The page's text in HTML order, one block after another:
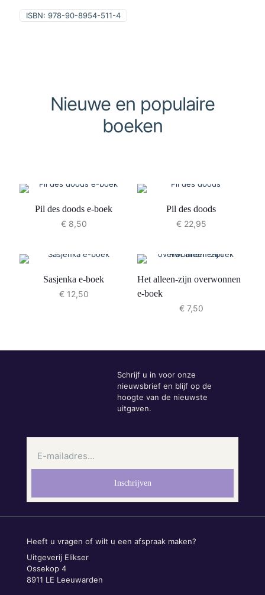
ISBN: 978-90-8954-511-4
Nieuwe en populaire
boeken
Pil des doods e-boek
€8,50
Pil des doods
€22,95
Sasjenka e-boek
€12,50
Het alleen-zijn overwonnen
e-boek
€7,50
Schrijf u in voor onze
nieuwsbrief en blijf op de
hoogte van de nieuwste
uitgaven.
Heeft u vragen of wilt u een afspraak maken?
Uitgeverij Elikser
Ossekop 4
8911 LE Leeuwarden